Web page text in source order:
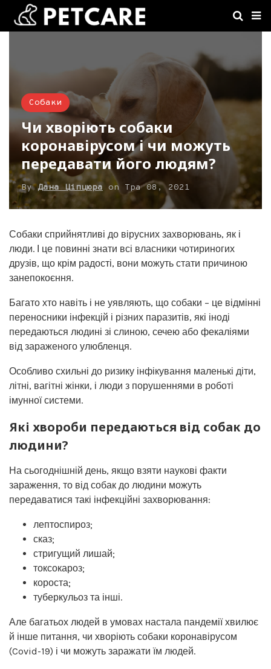
Собаки
Чи хворіють собаки
коронавірусом і чи можуть
передавати його людям?
ByДана Ціпцюра on Тра 08, 2021
Собаки сприйнятливі до вірусних захворювань, як і
люди. І це повинні знати всі власники чотириногих
друзів, що крім радості, вони можуть стати причиною
занепокоєння.
Багато хто навіть і не уявляють, що собаки – це відмінні
переносники інфекцій і різних паразитів, які іноді
передаються людині зі слиною, сечею або фекаліями
від зараженого улюбленця.
Особливо схильні до ризику інфікування маленькі діти,
літні, вагітні жінки, і люди з порушеннями в роботі
імунної системи.
Які хвороби передаються від собак до
людини?
На сьогоднішній день, якщо взяти наукові факти
зараження, то від собак до людини можуть
передаватися такі інфекційні захворювання:
лептоспироз;
сказ;
стригущий лишай;
токсокароз;
короста;
туберкульоз та інші.
Але багатьох людей в умовах настала пандемії хвилює
й інше питання, чи хворіють собаки коронавірусом
(Covid-19) і чи можуть заражати їм людей.